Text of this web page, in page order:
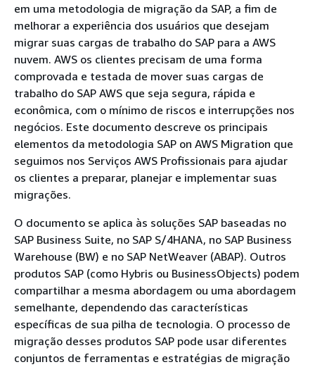
em uma metodologia de migração da SAP, a fim de
melhorar a experiência dos usuários que desejam
migrar suas cargas de trabalho do SAP para a AWS
nuvem. AWS os clientes precisam de uma forma
comprovada e testada de mover suas cargas de
trabalho do SAP AWS que seja segura, rápida e
econômica, com o mínimo de riscos e interrupções nos
negócios. Este documento descreve os principais
elementos da metodologia SAP on AWS Migration que
seguimos nos Serviços AWS Profissionais para ajudar
os clientes a preparar, planejar e implementar suas
migrações.
O documento se aplica às soluções SAP baseadas no
SAP Business Suite, no SAP S/4HANA, no SAP Business
Warehouse (BW) e no SAP NetWeaver (ABAP). Outros
produtos SAP (como Hybris ou BusinessObjects) podem
compartilhar a mesma abordagem ou uma abordagem
semelhante, dependendo das características
específicas de sua pilha de tecnologia. O processo de
migração desses produtos SAP pode usar diferentes
conjuntos de ferramentas e estratégias de migração